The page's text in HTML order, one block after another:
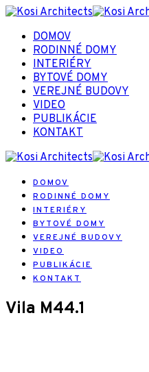
DOMOV
RODINNÉ DOMY
INTERIÉRY
BYTOVÉ DOMY
VEREJNÉ BUDOVY
VIDEO
PUBLIKÁCIE
KONTAKT
DOMOV
RODINNÉ DOMY
INTERIÉRY
BYTOVÉ DOMY
VEREJNÉ BUDOVY
VIDEO
PUBLIKÁCIE
KONTAKT
Vila M44.1